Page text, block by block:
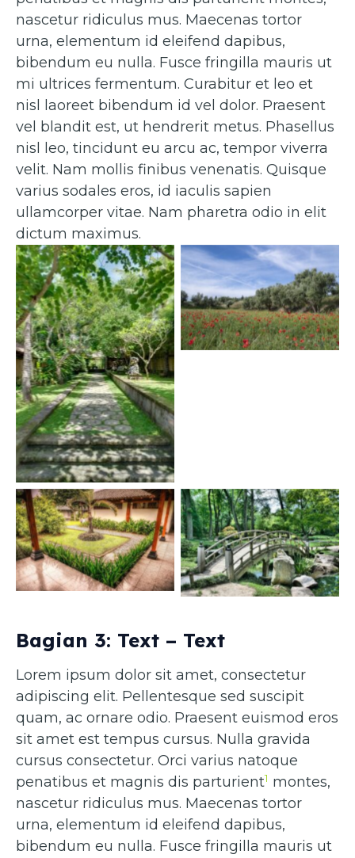
nascetur ridiculus mus. Maecenas tortor
urna, elementum id eleifend dapibus,
bibendum eu nulla. Fusce fringilla mauris ut
mi ultrices fermentum. Curabitur et leo et
nisl laoreet bibendum id vel dolor. Praesent
vel blandit est, ut hendrerit metus. Phasellus
nisl leo, tincidunt eu arcu ac, tempor viverra
velit. Nam mollis finibus venenatis. Quisque
varius sodales eros, id iaculis sapien
ullamcorper vitae. Nam pharetra odio in elit
dictum maximus.
Caption 1
Caption 2
Caption 3 Caption 4
Bagian 3: Text – Text
Lorem ipsum dolor sit amet, consectetur
adipiscing elit. Pellentesque sed suscipit
quam, ac ornare odio. Praesent euismod eros
sit amet est tempus cursus. Nulla gravida
cursus consectetur. Orci varius natoque
penatibus et magnis dis parturient1 montes,
nascetur ridiculus mus. Maecenas tortor
urna, elementum id eleifend dapibus,
bibendum eu nulla. Fusce fringilla mauris ut